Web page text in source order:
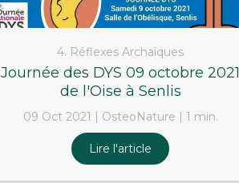
4. Réflexes Archaïques
Journée des DYS 09 octobre 2021
de l'Oise à Senlis
09 Oct 2021 OsteoNature 1 min.
Lire l'article